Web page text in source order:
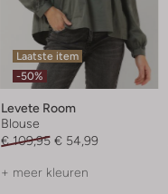
Laatste item
-50%
Levete Room
Blouse
€ 109,95 € 54,99
+ meer kleuren